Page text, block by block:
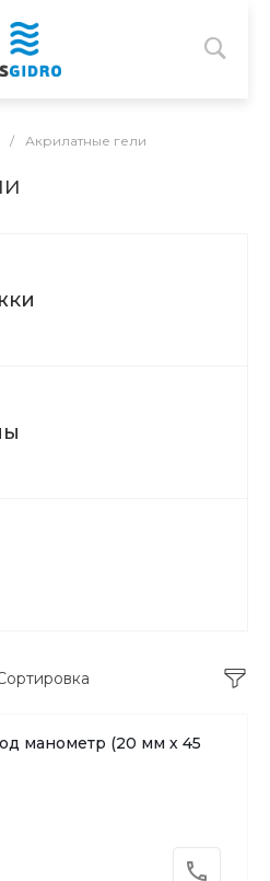
/ Акрилатные гели
манометр (20 мм х 45